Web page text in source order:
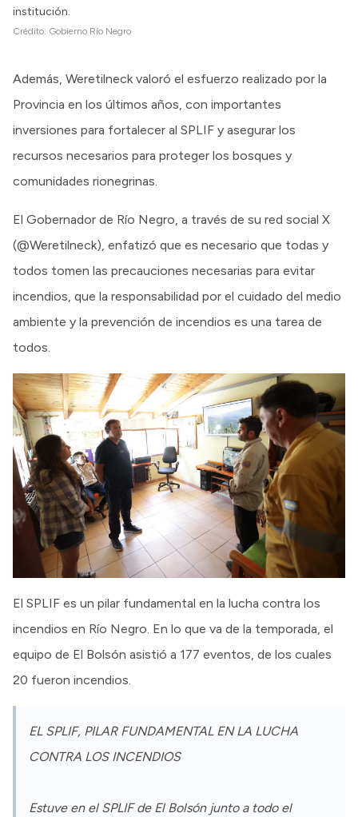
institución.
Crédito: Gobierno Río Negro
Además, Weretilneck valoró el esfuerzo realizado por la
Provincia en los últimos años, con importantes
inversiones para fortalecer al SPLIF y asegurar los
recursos necesarios para proteger los bosques y
comunidades rionegrinas.
El Gobernador de Río Negro, a través de su red social X
(@Weretilneck), enfatizó que es necesario que todas y
todos tomen las precauciones necesarias para evitar
incendios, que la responsabilidad por el cuidado del medio
ambiente y la prevención de incendios es una tarea de
todos.
El SPLIF es un pilar fundamental en la lucha contra los
incendios en Río Negro. En lo que va de la temporada, el
equipo de El Bolsón asistió a 177 eventos, de los cuales
20 fueron incendios.
EL SPLIF, PILAR FUNDAMENTAL EN LA LUCHA
CONTRA LOS INCENDIOS
Estuve en el SPLIF de El Bolsón junto a todo el